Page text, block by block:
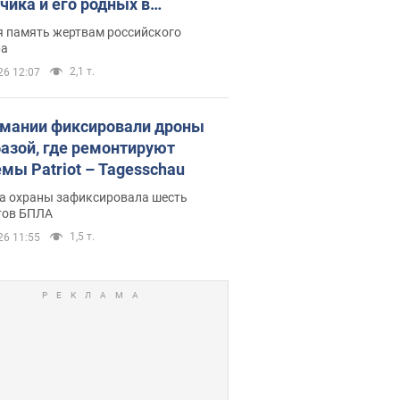
и его родных в
атаки РФ на Киевскую
Видео и фото
память жертвам российского
12:07 2,1 т.
фиксировали дроны
где ремонтируют
Patriot – Tagesschau
охраны зафиксировала шесть
БПЛА
11:55 1,5 т.